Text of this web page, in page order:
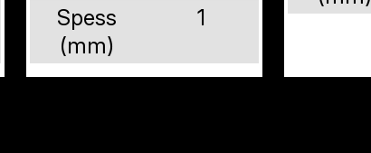
Spess
(mm)
1